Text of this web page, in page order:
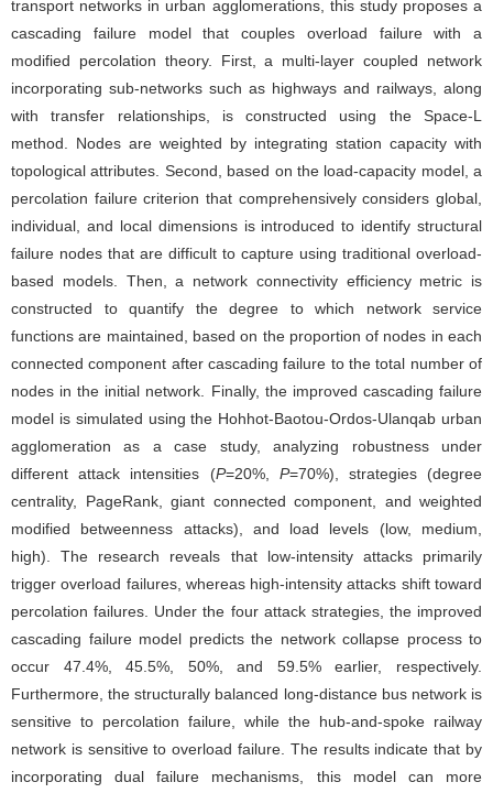
transport networks in urban agglomerations, this study proposes a
cascading failure model that couples overload failure with a
modified percolation theory. First, a multi-layer coupled network
incorporating sub-networks such as highways and railways, along
with transfer relationships, is constructed using the Space-L
method. Nodes are weighted by integrating station capacity with
topological attributes. Second, based on the load-capacity model, a
percolation failure criterion that comprehensively considers global,
individual, and local dimensions is introduced to identify structural
failure nodes that are difficult to capture using traditional overload-
based models. Then, a network connectivity efficiency metric is
constructed to quantify the degree to which network service
functions are maintained, based on the proportion of nodes in each
connected component after cascading failure to the total number of
nodes in the initial network. Finally, the improved cascading failure
model is simulated using the Hohhot-Baotou-Ordos-Ulanqab urban
agglomeration as a case study, analyzing robustness under
different attack intensities (P=20%, P=70%), strategies (degree
centrality, PageRank, giant connected component, and weighted
modified betweenness attacks), and load levels (low, medium,
high). The research reveals that low-intensity attacks primarily
trigger overload failures, whereas high-intensity attacks shift toward
percolation failures. Under the four attack strategies, the improved
cascading failure model predicts the network collapse process to
occur 47.4%, 45.5%, 50%, and 59.5% earlier, respectively.
Furthermore, the structurally balanced long-distance bus network is
sensitive to percolation failure, while the hub-and-spoke railway
network is sensitive to overload failure. The results indicate that by
incorporating dual failure mechanisms, this model can more